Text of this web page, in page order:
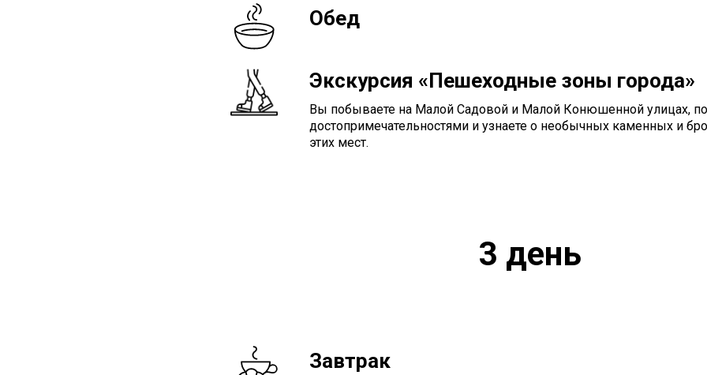
Обед
Экскурсия «Пешеходные зоны города»
Вы побываете на Малой Садовой и Малой Конюшенной улицах,
достопримечательностями и узнаете о необычных каменных и
этих мест.
3 день
Завтрак